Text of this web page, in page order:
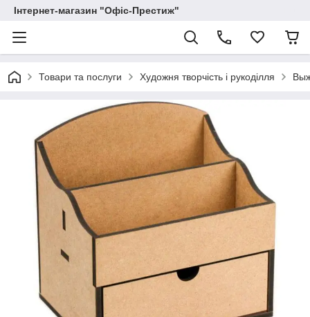
Інтернет-магазин "Офіс-Престиж"
Товари та послуги Художня творчість і рукоділля